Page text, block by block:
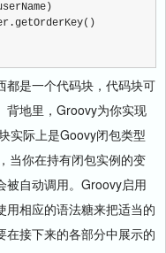
是一个代码块，代码块可
背地里，Groovy为你实现
实际上是Goovy闭包类型
当你在持有闭包实例的变
被自动调用。Groovy启用
用相应的语法糖来把适当的
在接下来的各部分中展示的